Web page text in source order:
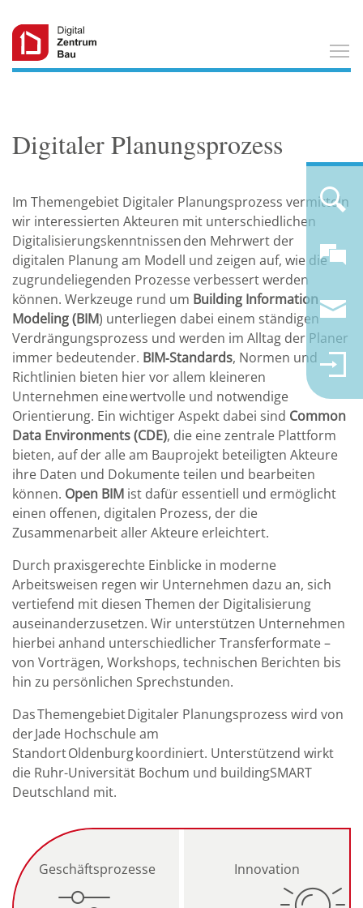
Digitaler Planungsprozess
Im Themengebiet Digitaler Planungsprozess vermitteln
wir interessierten Akteuren mit unterschiedlichen
Digitalisierungskenntnissen den Mehrwert der
digitalen Planung am Modell und zeigen auf, wie die
zugrundeliegenden Prozesse verbessert werden
können. Werkzeuge rund um Building Information
Modeling (BIM) unterliegen dabei einem ständigen
Verdrängungsprozess und werden im Alltag der Planer
immer bedeutender. BIM‐Standards, Normen und
Richtlinien bieten hier vor allem kleineren
Unternehmen eine wertvolle und notwendige
Orientierung. Ein wichtiger Aspekt dabei sind Common
Data Environments (CDE), die eine zentrale Plattform
bieten, auf der alle am Bauprojekt beteiligten Akteure
ihre Daten und Dokumente teilen und bearbeiten
können. Open BIM ist dafür essentiell und ermöglicht
einen offenen, digitalen Prozess, der die
Zusammenarbeit aller Akteure erleichtert.
Durch praxisgerechte Einblicke in moderne
Arbeitsweisen regen wir Unternehmen dazu an, sich
vertiefend mit diesen Themen der Digitalisierung
auseinanderzusetzen. Wir unterstützen Unternehmen
hierbei anhand unterschiedlicher Transferformate –
von Vorträgen, Workshops, technischen Berichten bis
hin zu persönlichen Sprechstunden.
Das Themengebiet Digitaler Planungsprozess wird von
der Jade Hochschule am
Standort Oldenburg koordiniert. Unterstützend wirkt
die Ruhr-Universität Bochum und buildingSMART
Deutschland mit.
Geschäftsprozesse Innovation